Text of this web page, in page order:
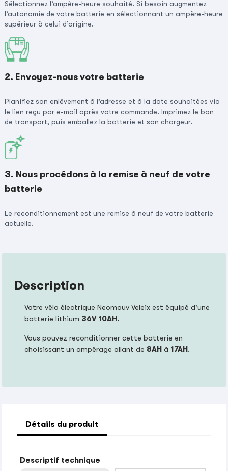
Sélectionnez l’ampère-heure souhaité. Si besoin augmentez
l’autonomie de votre batterie en sélectionnant un ampère-heure
supérieur à celui d’origine.
2. Envoyez-nous votre batterie
Planifiez son enlèvement à l’adresse et à la date souhaitées via
le lien reçu par e-mail après votre commande. Imprimez le bon
de transport, puis emballez la batterie et son chargeur.
3. Nous procédons à la remise à neuf de votre
batterie
Le reconditionnement est une remise à neuf de votre batterie
actuelle.
Description
Votre vélo électrique Neomouv Veleix est équipé d'une
batterie lithium 36V 10AH.
Vous pouvez reconditionner cette batterie en
choisissant un ampérage allant de 8AH à 17AH.
Détails du produit
Descriptif technique